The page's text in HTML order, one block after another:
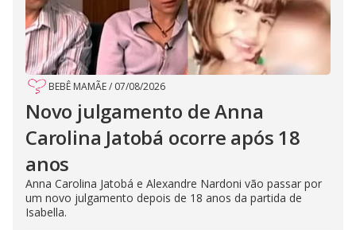
BEBÊ MAMÃE/ 07/08/2026
Novo julgamento de Anna
Carolina Jatobá ocorre após 18
anos
Anna Carolina Jatobá e Alexandre Nardoni vão passar por
um novo julgamento depois de 18 anos da partida de
Isabella.